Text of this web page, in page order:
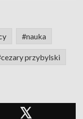
#nauka
przybylski